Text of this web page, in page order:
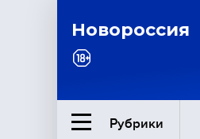
Новороссия
Рубрики